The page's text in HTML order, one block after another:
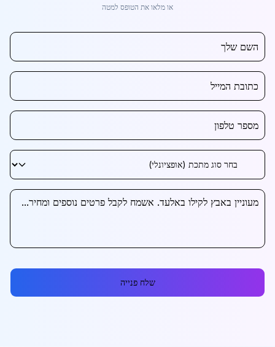
או מלאו את הטופס למטה
שלח פנייה